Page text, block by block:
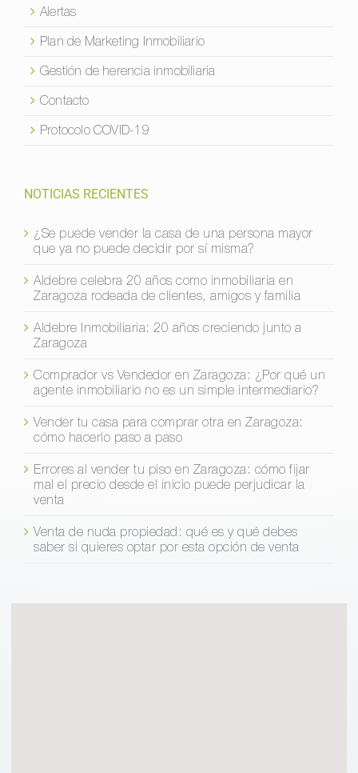
Alertas
Plan de Marketing Inmobiliario
Gestión de herencia inmobiliaria
Contacto
Protocolo COVID-19
NOTICIAS RECIENTES
¿Se puede vender la casa de una persona mayor
que ya no puede decidir por sí misma?
Aldebre celebra 20 años como inmobiliaria en
Zaragoza rodeada de clientes, amigos y familia
Aldebre Inmobiliaria: 20 años creciendo junto a
Zaragoza
Comprador vs Vendedor en Zaragoza: ¿Por qué un
agente inmobiliario no es un simple intermediario?
Vender tu casa para comprar otra en Zaragoza:
cómo hacerlo paso a paso
Errores al vender tu piso en Zaragoza: cómo fijar
mal el precio desde el inicio puede perjudicar la
venta
Venta de nuda propiedad: qué es y qué debes
saber si quieres optar por esta opción de venta